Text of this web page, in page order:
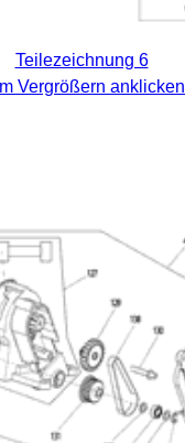
Teilezeichnung 6
Vergrößern anklicken